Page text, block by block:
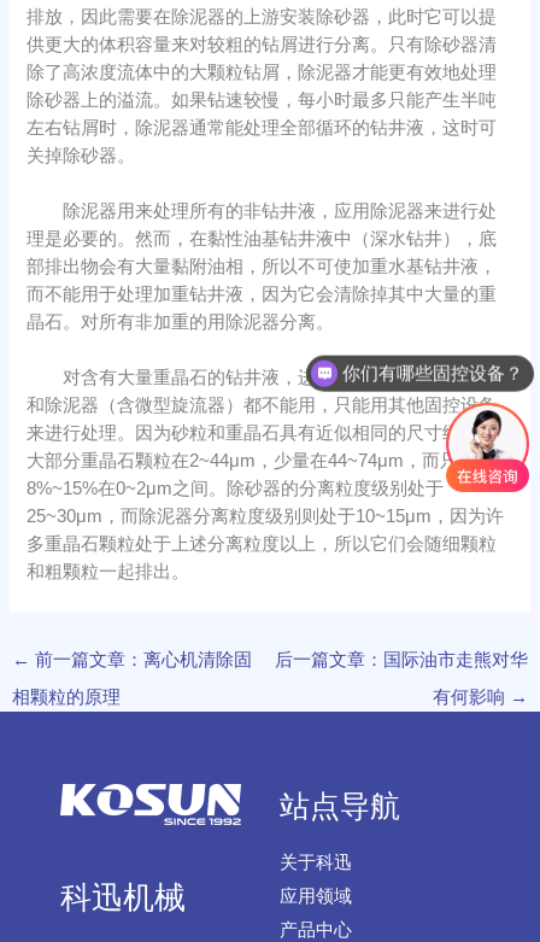
排放，因此需要在除泥器的上游安装除砂器，此时它可以提
供更大的体积容量来对较粗的钻屑进行分离。只有除砂器清
除了高浓度流体中的大颗粒钻屑，除泥器才能更有效地处理
除砂器上的溢流。如果钻速较慢，每小时最多只能产生半吨
左右钻屑时，除泥器通常能处理全部循环的钻井液，这时可
关掉除砂器。
除泥器用来处理所有的非钻井液，应用除泥器来进行处
理是必要的。然而，在黏性油基钻井液中（深水钻井），底
部排出物会有大量黏附油相，所以不可使加重水基钻井液，
而不能用于处理加重钻井液，因为它会清除掉其中大量的重
晶石。对所有非加重的用除泥器分离。
对含有大量重晶石的钻井液，进行处理分离时，除砂器
和除泥器（含微型旋流器）都不能用，只能用其他固控设备
来进行处理。因为砂粒和重晶石具有近似相同的尺寸级别。
大部分重晶石颗粒在2~44μm，少量在44~74μm，而只有
8%~15%在0~2μm之间。除砂器的分离粒度级别处于
25~30μm，而除泥器分离粒度级别则处于10~15μm，因为许
多重晶石颗粒处于上述分离粒度以上，所以它们会随细颗粒
和粗颗粒一起排出。
← 前一篇文章：离心机清除固
相颗粒的原理
后一篇文章：国际油市走熊对华
有何影响 →
科迅机械
站点导航
关于科迅
应用领域
产品中心
你们有哪些固控设备？